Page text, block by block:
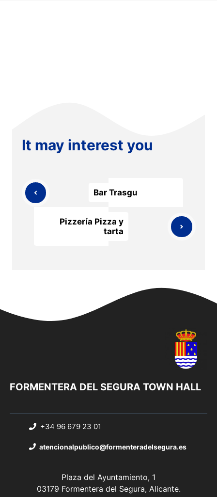
It may interest you
Bar Trasgu
Pizzería Pizza y
tarta
FORMENTERA DEL SEGURA TOWN HALL
+34 96 679 23 01
atencionalpublico@formenteradelsegura.es
Plaza del Ayuntamiento, 1
03179 Formentera del Segura, Alicante.